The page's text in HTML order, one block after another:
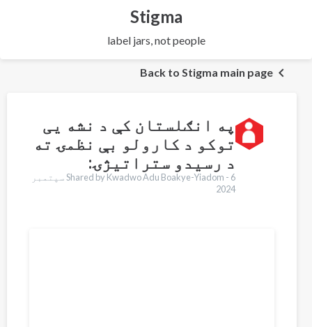
Stigma
label jars, not people
Back to Stigma main page
په انګلستان کې د نشه یی
توکو د کارولو بې نظمۍ ته
د رسیدو ستراتیژۍ:
Shared by Kwadwo Adu Boakye-Yiadom -6 سپتمبر
2024